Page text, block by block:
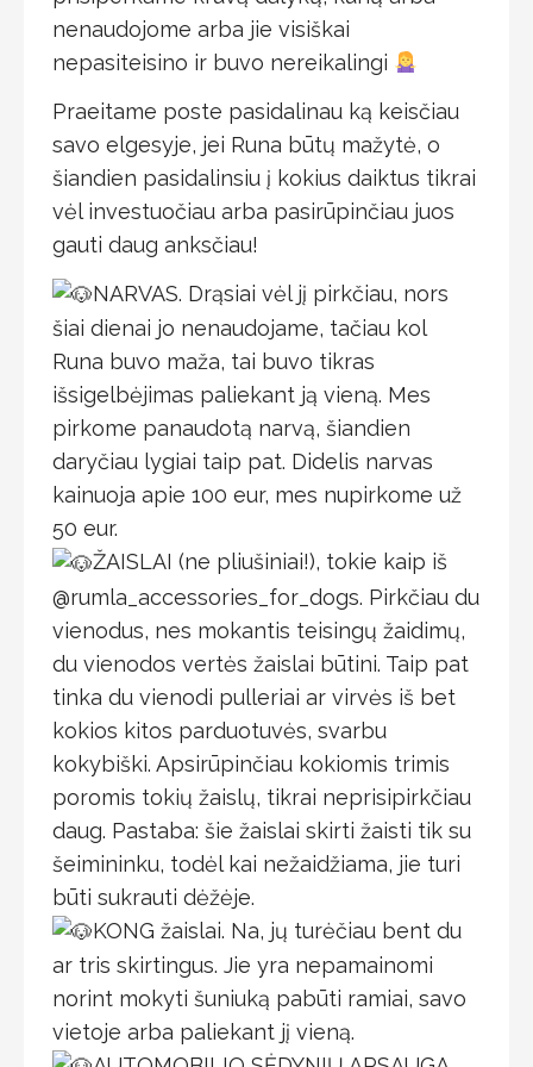
nenaudojome arba jie visiškai
nepasiteisino ir buvo nereikalingi
Praeitame poste pasidalinau ką keisčiau
savo elgesyje, jei Runa būtų mažytė, o
šiandien pasidalinsiu į kokius daiktus tikrai
vėl investuočiau arba pasirūpinčiau juos
gauti daug anksčiau!
NARVAS. Drąsiai vėl jį pirkčiau, nors
šiai dienai jo nenaudojame, tačiau kol
Runa buvo maža, tai buvo tikras
išsigelbėjimas paliekant ją vieną. Mes
pirkome panaudotą narvą, šiandien
daryčiau lygiai taip pat. Didelis narvas
kainuoja apie 100 eur, mes nupirkome už
50 eur.
ŽAISLAI (ne pliušiniai!), tokie kaip iš
@rumla_accessories_for_dogs. Pirkčiau du
vienodus, nes mokantis teisingų žaidimų,
du vienodos vertės žaislai būtini. Taip pat
tinka du vienodi pulleriai ar virvės iš bet
kokios kitos parduotuvės, svarbu
kokybiški. Apsirūpinčiau kokiomis trimis
poromis tokių žaislų, tikrai neprisipirkčiau
daug. Pastaba: šie žaislai skirti žaisti tik su
šeimininku, todėl kai nežaidžiama, jie turi
būti sukrauti dėžėje.
KONG žaislai. Na, jų turėčiau bent du
ar tris skirtingus. Jie yra nepamainomi
norint mokyti šuniuką pabūti ramiai, savo
vietoje arba paliekant jį vieną.